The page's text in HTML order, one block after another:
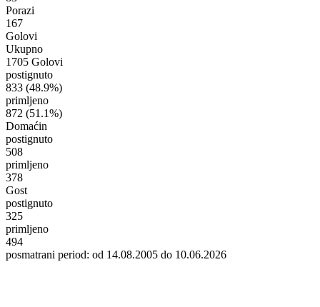
Porazi
167
Golovi
Ukupno
1705 Golovi
postignuto
833 (48.9%)
primljeno
872 (51.1%)
Domaćin
postignuto
508
primljeno
378
Gost
postignuto
325
primljeno
494
posmatrani period: od 14.08.2005 do 10.06.2026